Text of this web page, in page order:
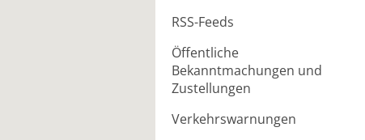
RSS-Feeds
Öffentliche
Bekanntmachungen und
Zustellungen
Verkehrswarnungen